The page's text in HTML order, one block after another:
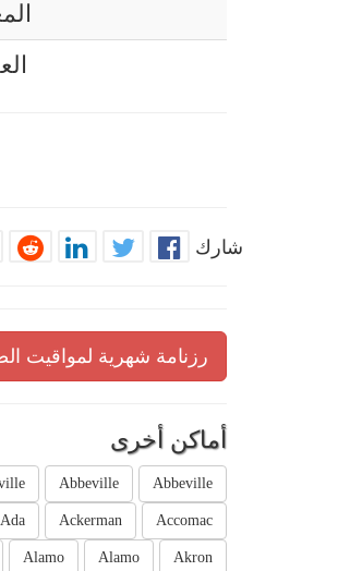
شارك
رزنامة شهرية لمواقيت
أماكن أخرى
Abbeville
Abbeville
Accomac
Ackerman
Ada
Akron
Alamo
Alamo